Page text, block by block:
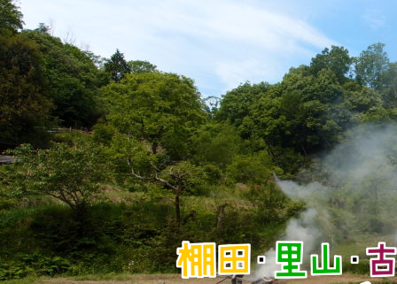
棚田・里山・古代米・鮒プロジェクト